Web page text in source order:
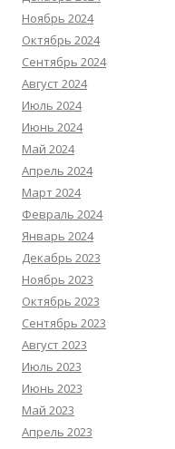
Ноябрь 2024
Октябрь 2024
Сентябрь 2024
Август 2024
Июль 2024
Июнь 2024
Май 2024
Апрель 2024
Март 2024
Февраль 2024
Январь 2024
Декабрь 2023
Ноябрь 2023
Октябрь 2023
Сентябрь 2023
Август 2023
Июль 2023
Июнь 2023
Май 2023
Апрель 2023